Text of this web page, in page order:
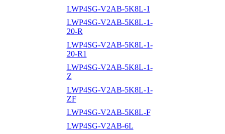
LWP4SG-V2AB-5K8L-1
LWP4SG-V2AB-5K8L-1-
20-R
LWP4SG-V2AB-5K8L-1-
20-R1
LWP4SG-V2AB-5K8L-1-
Z
LWP4SG-V2AB-5K8L-1-
ZF
LWP4SG-V2AB-5K8L-F
LWP4SG-V2AB-6L